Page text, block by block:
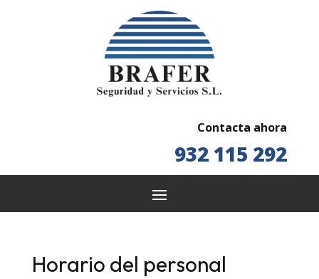
Contacta ahora
932 115 292
Horario del personal